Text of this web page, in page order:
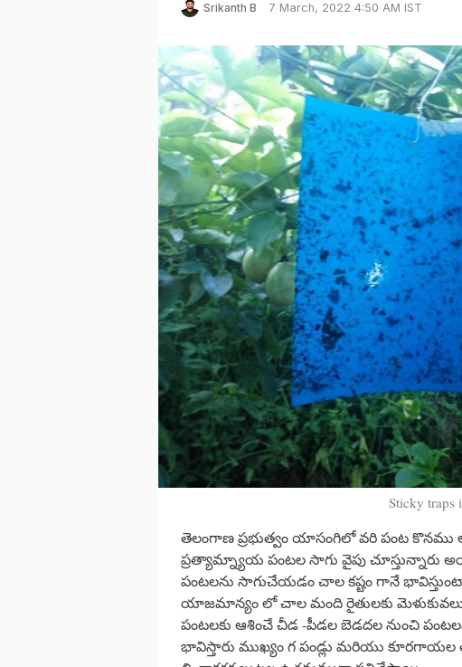
Srikanth B 7 March, 2022 4:50 AM IST
Sticky traps
తెలంగాణ ప్రభుత్వం యాసంగిలో వరి పంట కొనము
ప్రత్యామ్న్యాయ పంటల సాగు వైపు చూస్తున్నారు
పంటలను సాగుచేయడం చాల కష్టం గానే
యాజమాన్యం లో చాల మంది రైతులకు
పంటలకు ఆశించే చీడ -పీడల బెడదల నుంచి
భావిస్తారు ముఖ్యం గ పండ్లు మరియు